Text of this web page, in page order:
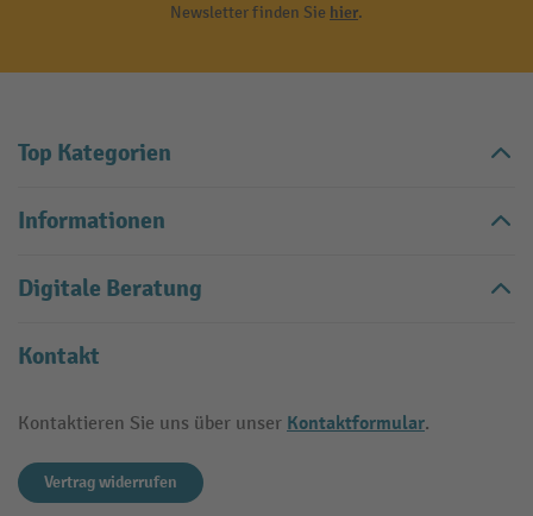
Newsletter finden Sie hier.
Top Kategorien
Informationen
Digitale Beratung
Kontakt
Kontaktieren Sie uns über unser Kontaktformular.
Vertrag widerrufen